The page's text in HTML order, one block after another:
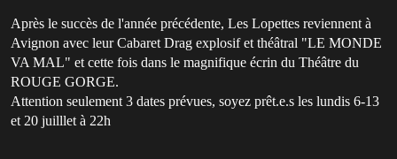
Après le succès de l'année précédente, Les Lopettes reviennent à
Avignon avec leur Cabaret Drag explosif et théâtral "LE MONDE
VA MAL" et cette fois dans le magnifique écrin du Théâtre du
ROUGE GORGE.
Attention seulement 3 dates prévues, soyez prêt.e.s les lundis 6-13
et 20 juilllet à 22h